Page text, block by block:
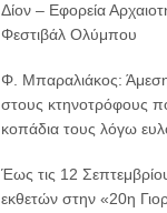
Δίον – Εφορεία
Φεστιβάλ Ολύμπου
Φ. Μπαραλιάκος: Άμεση
στους κτηνοτρόφους
κοπάδια τους λόγω
Έως τις 12
εκθετών στην «20η